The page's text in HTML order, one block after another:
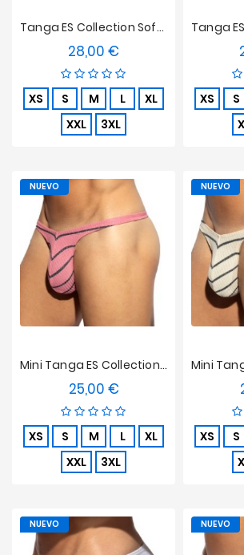
Tanga ES Collection Soft Grid Edición Limitada - Rosa
28,00 €
XS S M L
XL
XXL
3XL
XS S
Mini Tanga ES Collection Soft Grid Edición Limitada - Rosa
25,00 €Precio
XS S M L
XL
XXL
3XL
NUEVO
XS S
NUEVO
NUEVO NUEVO